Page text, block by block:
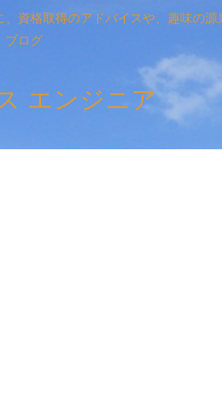
資格取得のアドバイスや、趣味の
ブログ
エンジニア